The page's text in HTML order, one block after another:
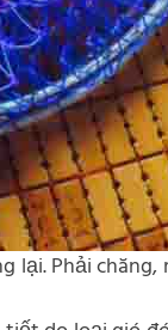
lại. Phải